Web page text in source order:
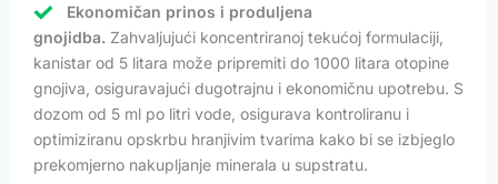
Ekonomičan prinos i produljena
gnojidba. Zahvaljujući koncentriranoj tekućoj formulaciji,
kanistar od 5 litara može pripremiti do 1000 litara otopine
gnojiva, osiguravajući dugotrajnu i ekonomičnu upotrebu. S
dozom od 5 ml po litri vode, osigurava kontroliranu i
optimiziranu opskrbu hranjivim tvarima kako bi se izbjeglo
prekomjerno nakupljanje minerala u supstratu.